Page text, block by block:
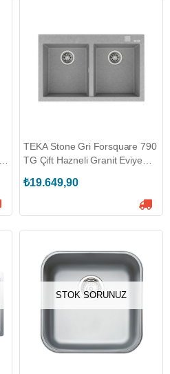
TEKA Stone Gri Forsquare 790
TG Çift Hazneli Granit Eviye
₺19.649,90
STOK SORUNUZ